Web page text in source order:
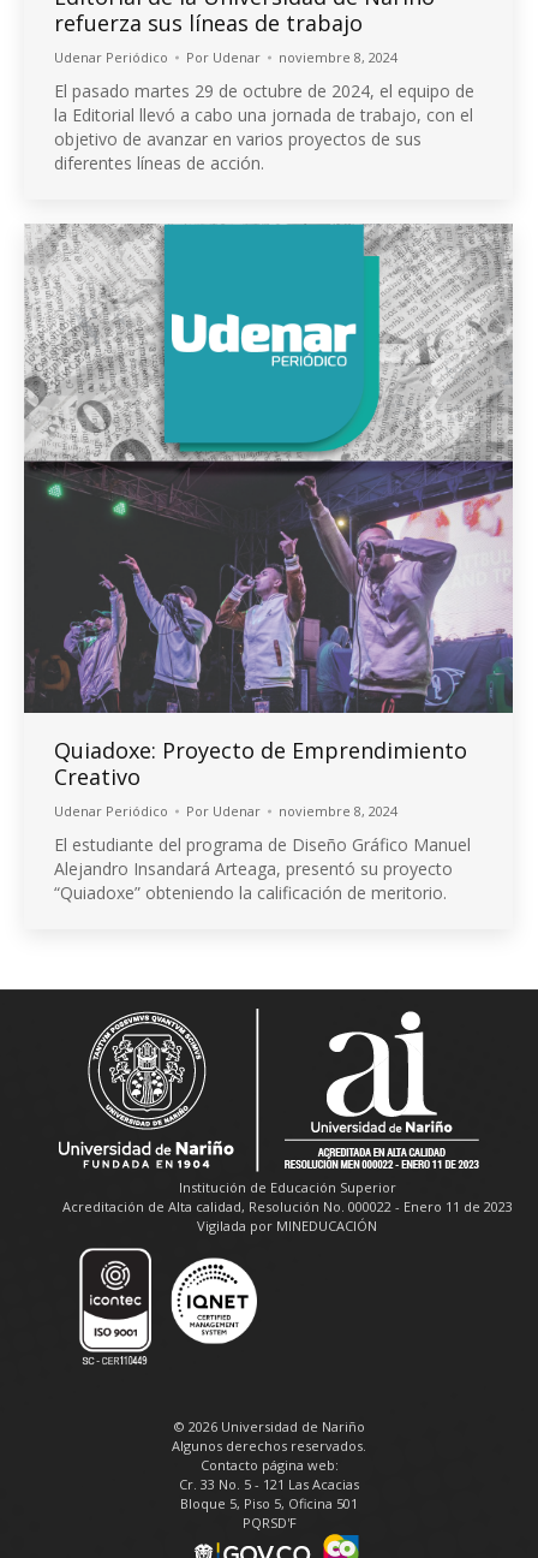
refuerza sus líneas de trabajo
Udenar Periódico Por Udenar noviembre 8, 2024
El pasado martes 29 de octubre de 2024, el equipo de
la Editorial llevó a cabo una jornada de trabajo, con el
objetivo de avanzar en varios proyectos de sus
diferentes líneas de acción.
Quiadoxe: Proyecto de Emprendimiento
Creativo
Udenar Periódico Por Udenar noviembre 8, 2024
El estudiante del programa de Diseño Gráfico Manuel
Alejandro Insandará Arteaga, presentó su proyecto
“Quiadoxe” obteniendo la calificación de meritorio.
Institución de Educación Superior
Acreditación de Alta calidad, Resolución No. 000022 - Enero 11 de 2023
Vigilada por MINEDUCACIÓN
© 2026 Universidad de Nariño
Algunos derechos reservados.
Contacto página web:
Cr. 33 No. 5 - 121 Las Acacias
Bloque 5, Piso 5, Oficina 501
PQRSD'F